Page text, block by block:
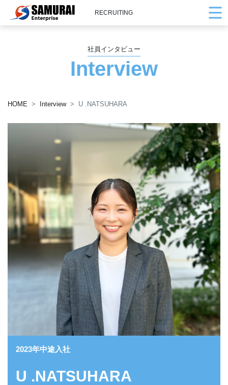
RECRUITING
社員インタビュー
Interview
HOME Interview U .NATSUHARA
2023年中途入社
U .NATSUHARA